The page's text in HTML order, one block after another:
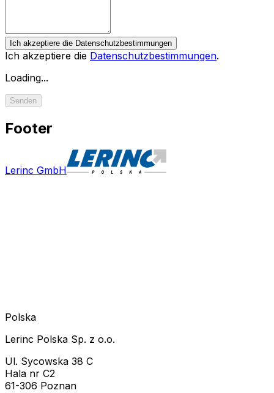
Ich akzeptiere die Datenschutzbestimmungen
Ich akzeptiere die Datenschutzbestimmungen.
Loading...
Senden
Footer
Lerinc GmbH
Polska
Lerinc Polska Sp. z o.o.
Ul. Sycowska 38 C
Hala nr C2
61-306 Poznan